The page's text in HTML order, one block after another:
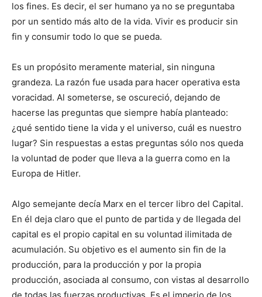
los fines. Es decir, el ser humano ya no se preguntaba
por un sentido más alto de la vida. Vivir es producir sin
fin y consumir todo lo que se pueda.
Es un propósito meramente material, sin ninguna
grandeza. La razón fue usada para hacer operativa esta
voracidad. Al someterse, se oscureció, dejando de
hacerse las preguntas que siempre había planteado:
¿qué sentido tiene la vida y el universo, cuál es nuestro
lugar? Sin respuestas a estas preguntas sólo nos queda
la voluntad de poder que lleva a la guerra como en la
Europa de Hitler.
Algo semejante decía Marx en el tercer libro del Capital.
En él deja claro que el punto de partida y de llegada del
capital es el propio capital en su voluntad ilimitada de
acumulación. Su objetivo es el aumento sin fin de la
producción, para la producción y por la propia
producción, asociada al consumo, con vistas al desarrollo